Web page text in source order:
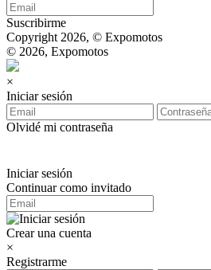
Suscribirme
Copyright 2026, © Expomotos
© 2026, Expomotos
×
Iniciar sesión
Olvidé mi contraseña
Iniciar sesión
Continuar como invitado
Crear una cuenta
×
Registrarme